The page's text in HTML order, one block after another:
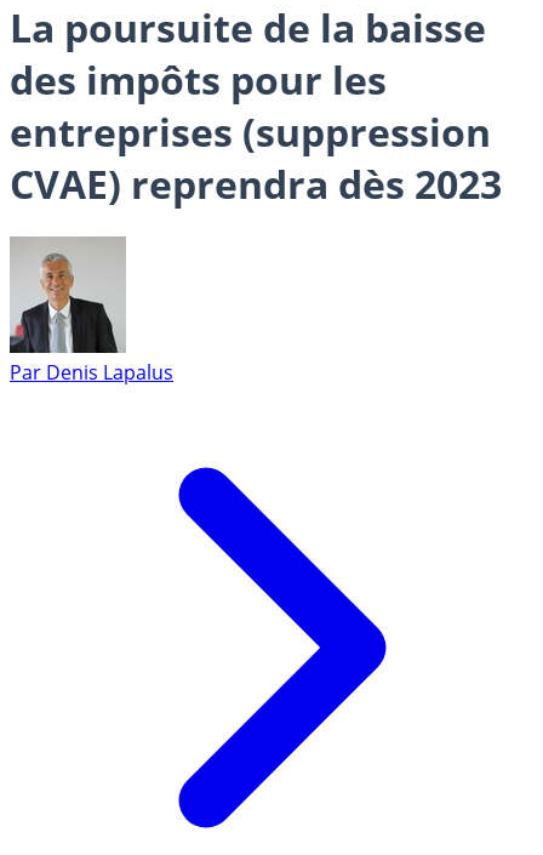
La poursuite de la baisse
des impôts pour les
entreprises (suppression
CVAE) reprendra dès 2023
Par Denis Lapalus